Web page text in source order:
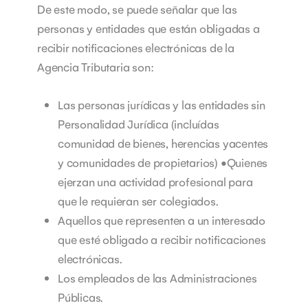
De este modo, se puede señalar que las
personas y entidades que están obligadas a
recibir notificaciones electrónicas de la
Agencia Tributaria son:
Las personas jurídicas y las entidades sin
Personalidad Jurídica (incluídas
comunidad de bienes, herencias yacentes
y comunidades de propietarios) •Quienes
ejerzan una actividad profesional para
que le requieran ser colegiados.
Aquellos que representen a un interesado
que esté obligado a recibir notificaciones
electrónicas.
Los empleados de las Administraciones
Públicas.